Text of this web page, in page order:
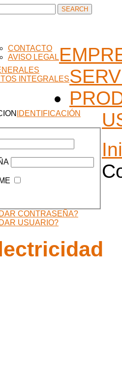
CONTACTO
AVISO LEGAL
INTEGRALES
IDENTIFICACIÓN
CONTRASEÑA?
USUARIO?